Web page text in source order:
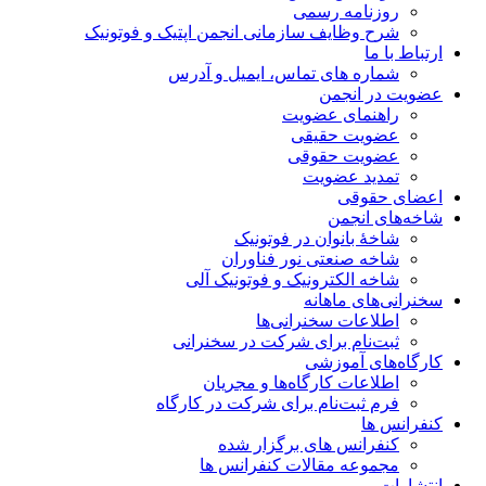
روزنامه رسمی
شرح وظایف سازمانی انجمن اپتیک و فوتونیک
ارتباط با ما
شماره های تماس، ایمیل و آدرس
عضویت در انجمن
راهنمای عضویت
عضویت حقیقی
عضویت حقوقی
تمدید عضویت
اعضای حقوقی
شاخه‌های انجمن
شاخۀ بانوان در فوتونیک
شاخه صنعتی نور فناوران
شاخه‌ الکترونیک و فوتونیک آلی
سخنرانی‌های ماهانه
اطلاعات سخنرانی‌‌ها
ثبت‌نام برای شرکت در سخنرانی
کارگاه‌های آموزشی
اطلاعات کارگاه‌ها و مجریان
فرم ثبت‌نام برای شرکت در کارگاه
کنفرانس ها
کنفرانس های برگزار شده
مجموعه مقالات کنفرانس ها